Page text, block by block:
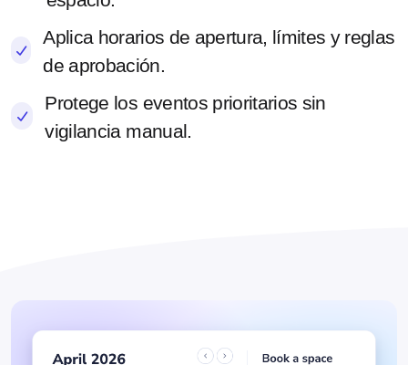
Aplica horarios de apertura, límites y reglas
de aprobación.
Protege los eventos prioritarios sin
vigilancia manual.